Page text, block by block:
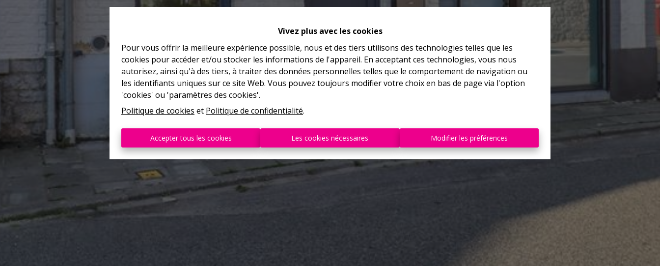
Vivez plus avec les cookies
Pour vous offrir la meilleure expérience possible, nous et des tiers utilisons des technologies telles que les
cookies pour accéder et/ou stocker les informations de l'appareil. En acceptant ces technologies, vous nous
autorisez, ainsi qu'à des tiers, à traiter des données personnelles telles que le comportement de navigation ou
les identifiants uniques sur ce site Web. Vous pouvez toujours modifier votre choix en bas de page via l'option
'cookies' ou 'paramètres des cookies'.
Politique de cookies et Politique de confidentialité.
Accepter tous les cookies Les cookies nécessaires Modifier les préférences